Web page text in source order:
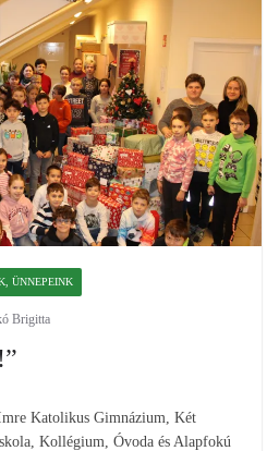
ÜNNEPEINK
Brigitta
Katolikus Gimnázium, Két
Kollégium, Óvoda és Alapfokú